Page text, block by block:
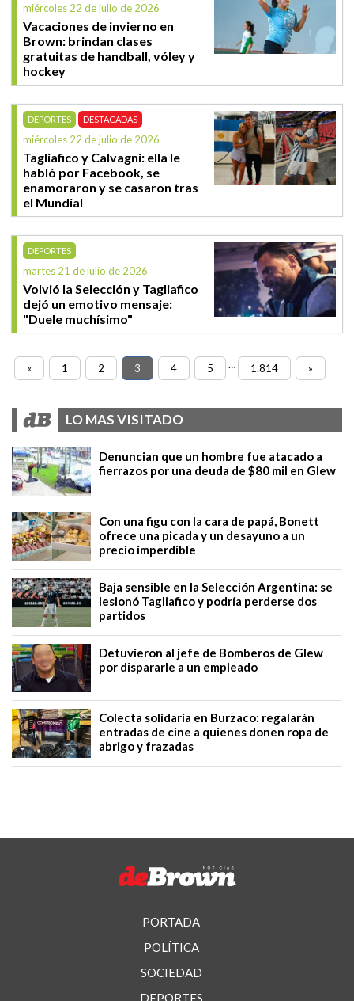
miércoles 22 de julio de 2026
Vacaciones de invierno en
Brown: brindan clases
gratuitas de handball, vóley y
hockey
DEPORTES DESTACADAS
miércoles 22 de julio de 2026
Tagliafico y Calvagni: ella le
habló por Facebook, se
enamoraron y se casaron tras
el Mundial
DEPORTES
martes 21 de julio de 2026
Volvió la Selección y Tagliafico
dejó un emotivo mensaje:
"Duele muchísimo"
« 1 2 3 4 5 … 1.814 »
LO MAS VISITADO
Denuncian que un hombre fue atacado a
fierrazos por una deuda de $80 mil en Glew
Con una figu con la cara de papá, Bonett
ofrece una picada y un desayuno a un
precio imperdible
Baja sensible en la Selección Argentina: se
lesionó Tagliafico y podría perderse dos
partidos
Detuvieron al jefe de Bomberos de Glew
por dispararle a un empleado
Colecta solidaria en Burzaco: regalarán
entradas de cine a quienes donen ropa de
abrigo y frazadas
PORTADA
POLÍTICA
SOCIEDAD
DEPORTES